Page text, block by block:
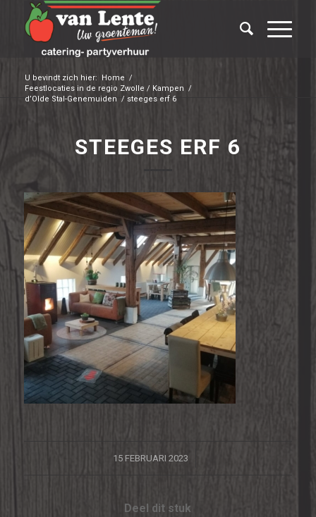
U bevindt zich hier: Home /
Feestlocaties in de regio Zwolle / Kampen /
d’Olde Stal-Genemuiden / steeges erf 6
STEEGES ERF 6
15 FEBRUARI 2023
/
Deel dit stuk